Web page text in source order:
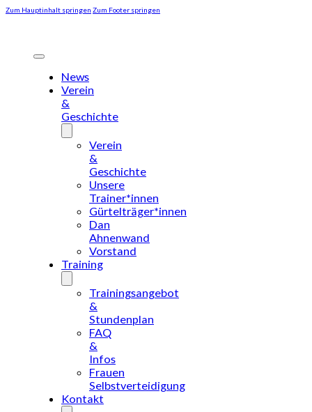
Zum Hauptinhalt springen Zum Footer springen
News
Verein
&
Geschichte
Verein
&
Geschichte
Unsere
Trainer*innen
Gürtelträger*innen
Dan
Ahnenwand
Vorstand
Training
Trainingsangebot
&
Stundenplan
FAQ
&
Infos
Frauen
Selbstverteidigung
Kontakt